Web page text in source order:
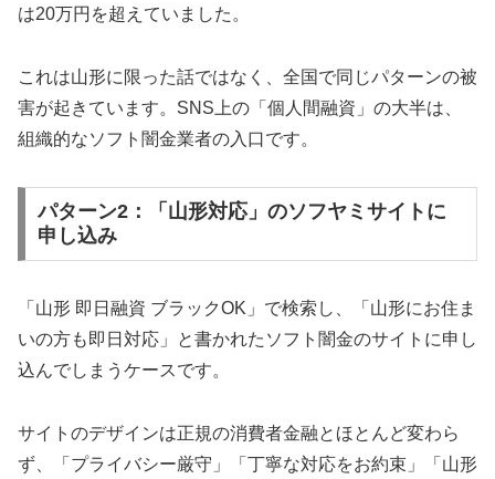
は20万円を超えていました。
これは山形に限った話ではなく、全国で同じパターンの被
害が起きています。SNS上の「個人間融資」の大半は、
組織的なソフト闇金業者の入口です。
パターン2：「山形対応」のソフヤミサイトに
申し込み
「山形 即日融資 ブラックOK」で検索し、「山形にお住ま
いの方も即日対応」と書かれたソフト闇金のサイトに申し
込んでしまうケースです。
サイトのデザインは正規の消費者金融とほとんど変わら
ず、「プライバシー厳守」「丁寧な対応をお約束」「山形